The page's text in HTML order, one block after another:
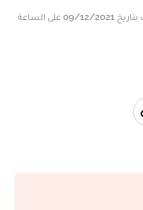
في 09/12/2021 على الساعة 21:36, تحديث بتاريخ 09/12/2021 على الساعة